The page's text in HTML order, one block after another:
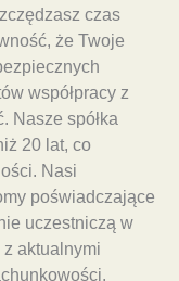
czas
że Twoje
współpracy z
Nasze spółka
20 lat, co
Nasi
poświadczające
uczestniczą w
aktualnymi